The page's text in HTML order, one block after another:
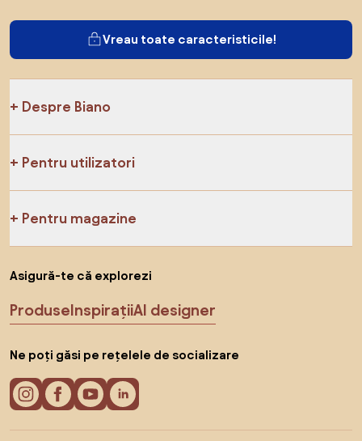
Vreau toate caracteristicile!
Despre Biano
Pentru utilizatori
Pentru magazine
Asigură-te că explorezi
ProduseInspirațiiAI designer
Ne poți găsi pe rețelele de socializare